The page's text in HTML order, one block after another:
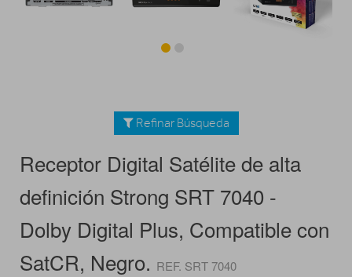
Refinar Búsqueda
Receptor Digital Satélite de alta
definición Strong SRT 7040 -
Dolby Digital Plus, Compatible con
SatCR, Negro. REF. SRT 7040